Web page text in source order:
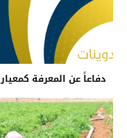
دفاعاً عن المعرفة كمعيار